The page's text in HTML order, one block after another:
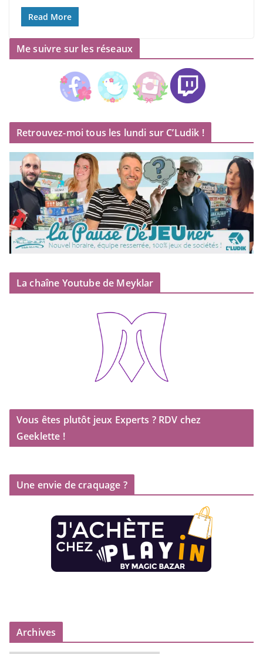
Read More
Me suivre sur les réseaux
Retrouvez-moi tous les lundi sur C’Ludik !
La chaîne Youtube de Meyklar
Vous êtes plutôt jeux Experts ? RDV chez
Geeklette !
Une envie de craquage ?
Archives